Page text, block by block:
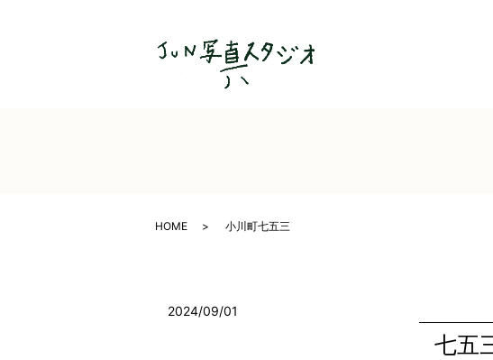
HOME 小川町七五三
2024/09/01
七五